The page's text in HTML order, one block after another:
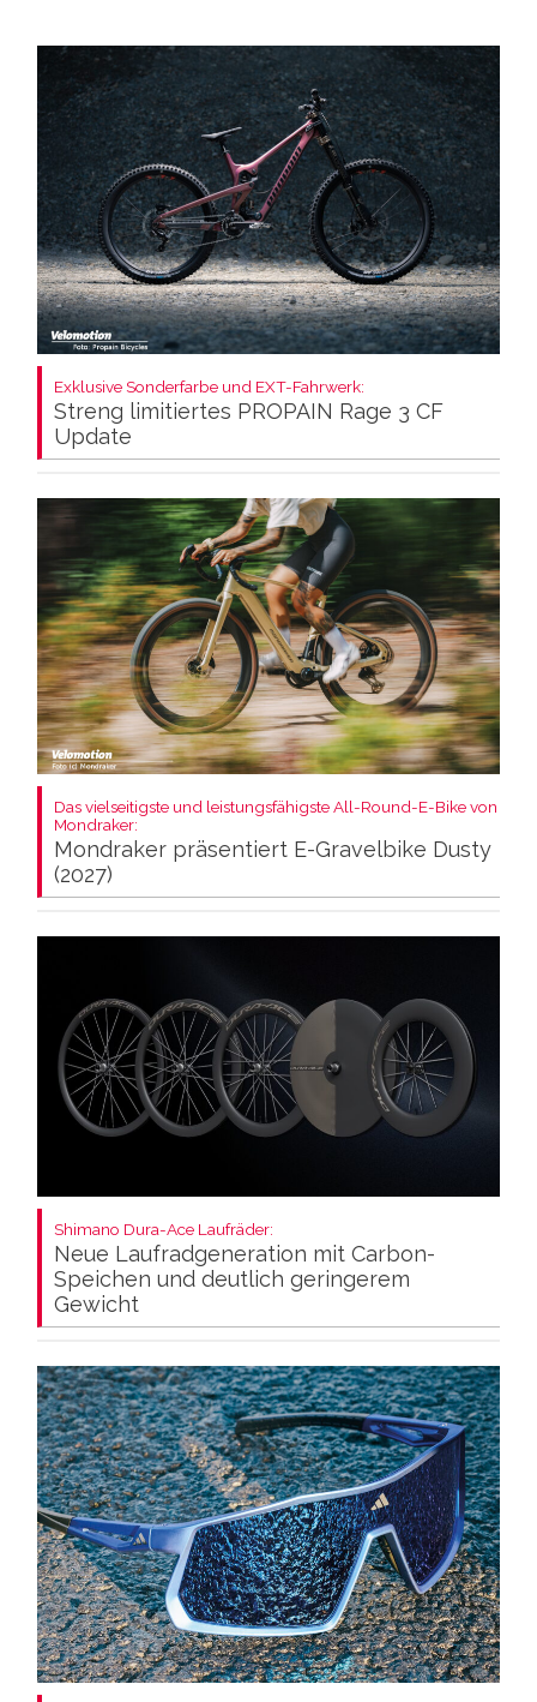
Exklusive Sonderfarbe und EXT-Fahrwerk:
Streng limitiertes PROPAIN Rage 3 CF
Update
Das vielseitigste und leistungsfähigste All-Round-E-Bike von
Mondraker:
Mondraker präsentiert E-Gravelbike Dusty
(2027)
Shimano Dura-Ace Laufräder:
Neue Laufradgeneration mit Carbon-
Speichen und deutlich geringerem
Gewicht